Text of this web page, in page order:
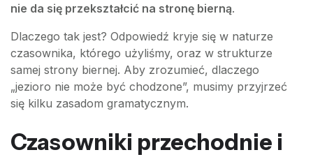
nie da się przekształcić na stronę bierną.
Dlaczego tak jest? Odpowiedź kryje się w naturze
czasownika, którego użyliśmy, oraz w strukturze
samej strony biernej. Aby zrozumieć, dlaczego
„jezioro nie może być chodzone”, musimy przyjrzeć
się kilku zasadom gramatycznym.
Czasowniki przechodnie i